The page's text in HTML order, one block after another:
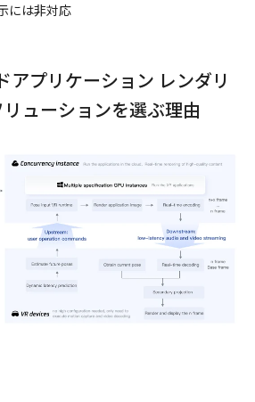
には非対応
アプリケーション レンダリ
ューションを選ぶ理由